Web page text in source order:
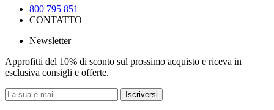
800 795 851
CONTATTO
Newsletter
Approfitti del 10% di sconto sul prossimo acquisto e riceva in
esclusiva consigli e offerte.
Iscriversi